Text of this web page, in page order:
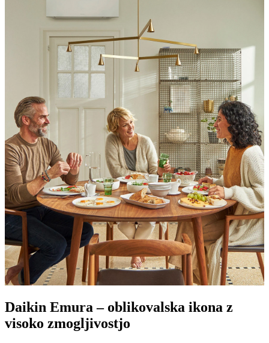
Daikin Emura – oblikovalska ikona z
visoko zmogljivostjo